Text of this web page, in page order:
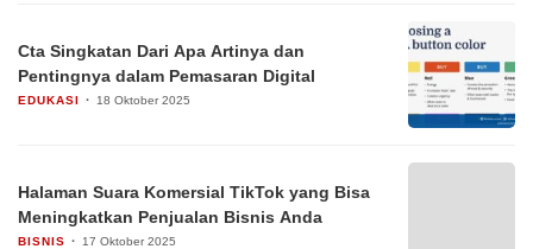
Cta Singkatan Dari Apa Artinya dan
Pentingnya dalam Pemasaran Digital
EDUKASI 18 Oktober 2025
Halaman Suara Komersial TikTok yang Bisa
Meningkatkan Penjualan Bisnis Anda
BISNIS 17 Oktober 2025